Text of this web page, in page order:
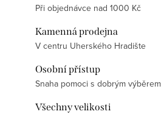
Při objednávce nad 1000 Kč
Kamenná prodejna
V centru Uherského Hradište
Osobní přístup
Snaha pomoci s dobrým výběrem
Všechny velikosti